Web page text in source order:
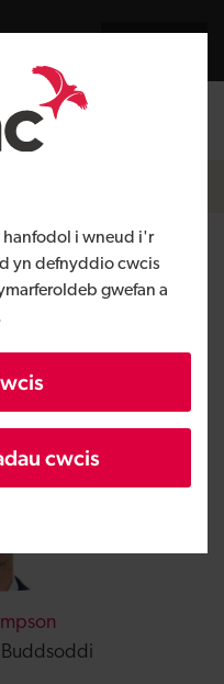
hanfodol i wneud i'r
yn defnyddio cwcis
gwefan a
cwcis
yn
cyllid